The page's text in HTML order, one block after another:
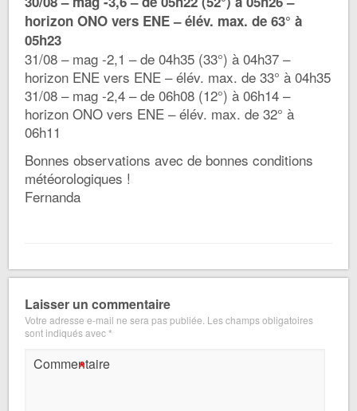
horizon ONO vers ENE – élév. max. de 63° à
05h23
31/08 – mag -2,1 – de 04h35 (33°) à 04h37 –
horizon ENE vers ENE – élév. max. de 33° à 04h35
31/08 – mag -2,4 – de 06h08 (12°) à 06h14 –
horizon ONO vers ENE – élév. max. de 32° à
06h11
Bonnes observations avec de bonnes conditions
météorologiques !
Fernanda
Laisser un commentaire
Votre adresse e-mail ne sera pas publiée. Les champs obligatoires
sont indiqués avec*
Commentaire
*